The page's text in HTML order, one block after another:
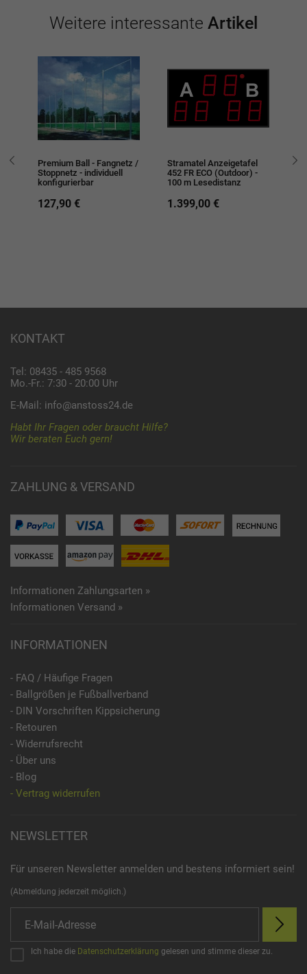
Weitere interessante Artikel
Premium Ball - Fangnetz /
Stoppnetz - individuell
konfigurierbar
127,90 €
Stramatel Anzeigetafel
452 FR ECO (Outdoor) -
100 m Lesedistanz
1.399,00 €
KONTAKT
Tel: 08435 - 485 9568
Mo.-Fr.: 7:30 - 20:00 Uhr
E-Mail: info@anstoss24.de
Habt Ihr Fragen oder braucht Hilfe?
Wir beraten Euch gern!
ZAHLUNG & VERSAND
Informationen Zahlungsarten »
Informationen Versand »
INFORMATIONEN
- FAQ / Häufige Fragen
- Ballgrößen je Fußballverband
- DIN Vorschriften Kippsicherung
- Retouren
- Widerrufsrecht
- Über uns
- Blog
- Vertrag widerrufen
NEWSLETTER
Für unseren Newsletter anmelden und bestens informiert sein!
(Abmeldung jederzeit möglich.)
Ich habe die Datenschutzerklärung gelesen und stimme dieser zu.